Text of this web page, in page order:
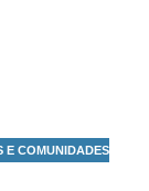
E COMUNIDADES